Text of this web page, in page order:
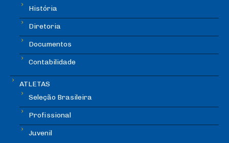
História
Diretoria
Documentos
Contabilidade
ATLETAS
Seleção Brasileira
Profissional
Juvenil